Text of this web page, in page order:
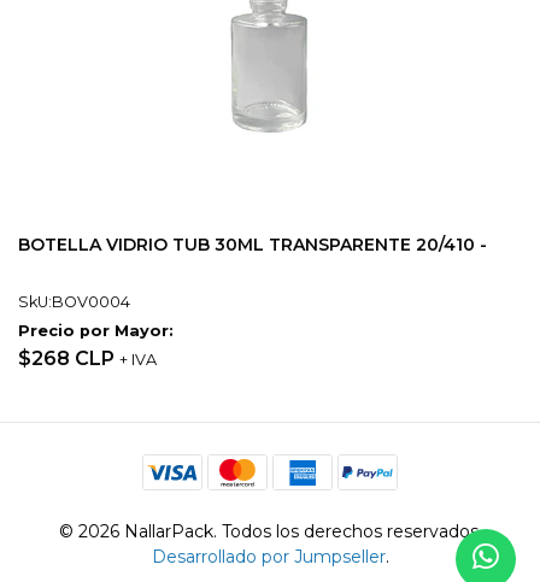
BOTELLA VIDRIO TUB 30ML TRANSPARENTE 20/410 -
SkU:BOV0004
Precio por Mayor:
$268 CLP + IVA
© 2026 NallarPack. Todos los derechos reservados.
Desarrollado por Jumpseller.